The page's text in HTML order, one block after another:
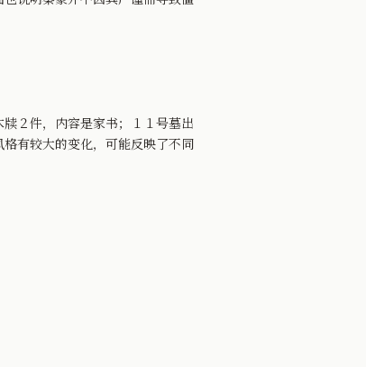
２件，内容是家书；１１号墓出
有较大的变化，可能反映了不同